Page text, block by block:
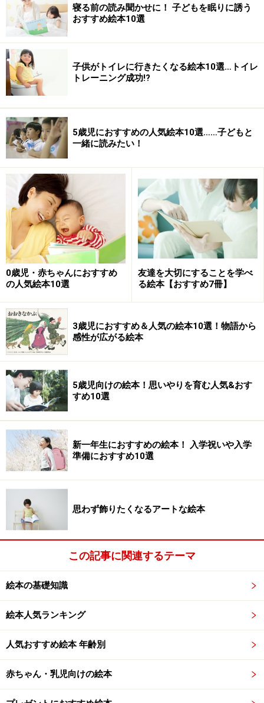
また、万が一そのおもちゃで事故が起こった場合、契約
者が消費者に対して賠償などの救済措置を十分に行える
よう補償する制度があることも特徴です。STマークは、
メーカーと消費者がともに安心できる、おもちゃのマー
クなんです。
ヨーロッパのおもちゃには「CEマーク」
アルファベットのCEを丸くデザインしたマーク。EUからの
輸入品であれば、おもちゃ以外の製品にも印刷されている
ヨーロッパから輸入されたおもちゃの箱で見かける「CE
マーク」。数年前にEUが発足した際、ヨーロッパ自由貿
易機構（EFTA）のもとにおける法的規制に対する適合性
に合格した証です。「CEマークがついていない製品は輸
入しない」という国もあるため、EU加盟国内で流通し取
にとっても重要。
おもちゃの場合は、「ヨーロッパ玩具安全性規格
（EN71/3）」に検査項目が定められ、対象年齢や使用目
的など、玩具の安全性についての具体的な項目が審査さ
れ、適合した製品にマークがつけられます。
>>このマークを見たら気をつけて！注意表示絵記号に注
目>>
※記事内容は執筆時点のものです。最新の内容をご確認くださ
い。
寝る前の読み聞かせに！ 子どもを眠りに誘う
おすすめ絵本10選
子供がトイレに行きたくなる絵本10選…トイレ
トレーニング成功!?
5歳児におすすめの人気絵本10選……子どもと
一緒に読みたい！
0歳児・赤ちゃんにおすすめ
の人気絵本10選
友達を大切にすることを学べ
る絵本【おすすめ7冊】
3歳児におすすめ＆人気の絵本10選！物語から
感性が広がる絵本
5歳児向けの絵本！思いやりを育む人気&おす
すめ10選
新一年生におすすめの絵本！ 入学祝いや入学
準備におすすめ10選
思わず飾りたくなるアートな絵本
この記事に関連するテーマ
絵本の基礎知識
絵本人気ランキング
人気おすすめ絵本 年齢別
赤ちゃん・乳児向けの絵本